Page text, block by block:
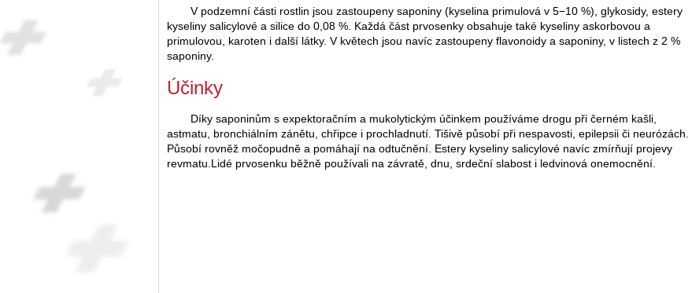
V podzemní části rostlin jsou zastoupeny saponiny (kyselina primulová v 5−10 %), glykosidy, estery
kyseliny salicylové a silice do 0,08 %. Každá část prvosenky obsahuje také kyseliny askorbovou a
primulovou, karoten i další látky. V květech jsou navíc zastoupeny flavonoidy a saponiny, v listech z 2 %
saponiny.
Účinky
Díky saponinům s expektoračním a mukolytickým účinkem používáme drogu při černém kašli,
astmatu, bronchiálním zánětu, chřipce i prochladnutí. Tišivě působí při nespavosti, epilepsii či neurózách.
Působí rovněž močopudně a pomáhají na odtučnění. Estery kyseliny salicylové navíc zmírňují projevy
revmatu.Lidé prvosenku běžně používali na závratě, dnu, srdeční slabost i ledvinová onemocnění.